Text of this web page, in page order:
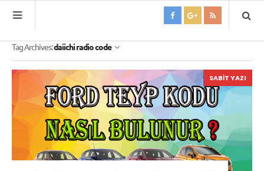
Tag Archives:daiichi radio code
SABIT YAZI